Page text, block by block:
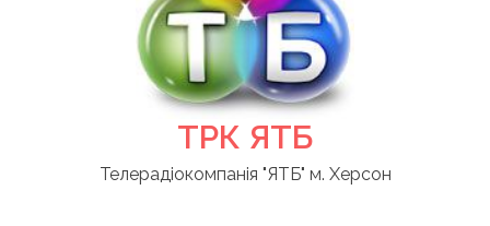
ТРК ЯТБ
Телерадіокомпанія "ЯТБ" м. Херсон